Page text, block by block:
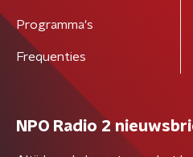
Programma's
Frequenties
NPO Radio 2